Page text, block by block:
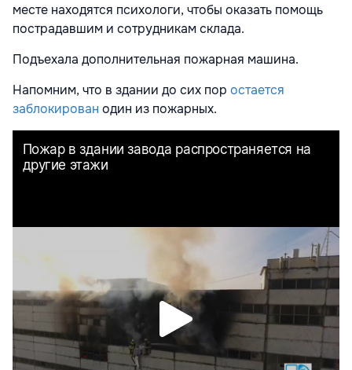
месте находятся психологи, чтобы оказать помощь
пострадавшим и сотрудникам склада.
Подъехала дополнительная пожарная машина.
Напомним, что в здании до сих пор остается
заблокирован один из пожарных.